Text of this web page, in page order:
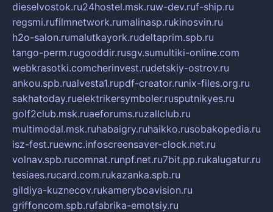
dieselvostok.ru24hostel.msk.ruw-dev.ruf-ship.ru
regsmi.rufilmnetwork.rumalinasp.rukinosvin.ru
h2o-salon.rumalutkayork.rudeltaprim.spb.ru
tango-perm.rugooddir.rusgv.sumultiki-online.com
webkrasotki.comcherinvest.rudetskiy-ostrov.ru
ankou.spb.rualvesta1.rupdf-creator.runix-files.org.ru
sakhatoday.ruelektrikersymboler.rusputnikyes.ru
golf2club.msk.ruaeforums.ruzallclub.ru
multimodal.msk.ruhabaigry.ruhaikko.rusobakopedia.ru
isz-fest.ruewnc.infoscreensaver-clock.net.ru
volnav.spb.rucomnat.runpf.net.ru7bit.pp.rukalugatur.ru
tesiaes.rucard.com.rukazanka.spb.ru
gildiya-kuznecov.rukameryboavision.ru
griffoncom.spb.rufabrika-emotsiy.ru